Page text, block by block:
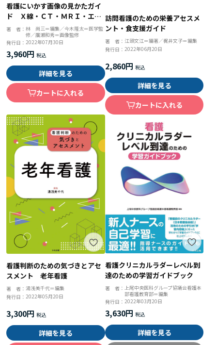
看護にいかす画像の見かたガイ
ド Ｘ線・ＣＴ・ＭＲＩ・エコ
ーでアセスメントの精度が上が
著 者：林 尚三＝編集／今木隆太＝医学監
修／廣瀬和秀＝画像監修
発行日：2022年07月30日
3,960円
詳細を見る
カートに入れる
訪問看護のための栄養アセスメ
ント・食支援ガイド
著 者： 江頭文江＝編著／梶井文子＝編集
発行日： 2022年06月20日
2,860円
詳細を見る
カートに入れる
看護判断のための気づきとアセ
スメント 老年看護
著 者：湯浅美千代＝編集
発行日：2022年05月20日
3,300円
詳細を見る
看護クリニカルラダーレベル到
達のための学習ガイドブック
著 者： 上尾中央医科グループ協議会看護本
部看護教育部＝編集
発行日： 2022年03月20日
3,630円
詳細を見る